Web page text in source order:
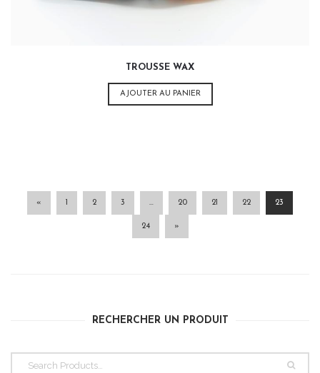
TROUSSE WAX
AJOUTER AU PANIER
« 2 3 … 20 21 22 23
24 »
RECHERCHER UN PRODUIT